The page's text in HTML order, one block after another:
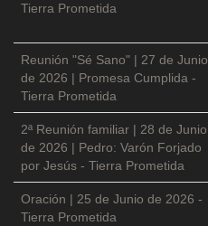
Tierra Prometida
Reunión "Sé Sano" | 27 de Junio
de 2026 | Promesa Cumplida -
Tierra Prometida
2ª Reunión familiar | 28 de Junio
de 2026 | Pedro: Varón Forjado
por Jesús - Tierra Prometida
Oración | 25 de Junio de 2026 -
Tierra Prometida